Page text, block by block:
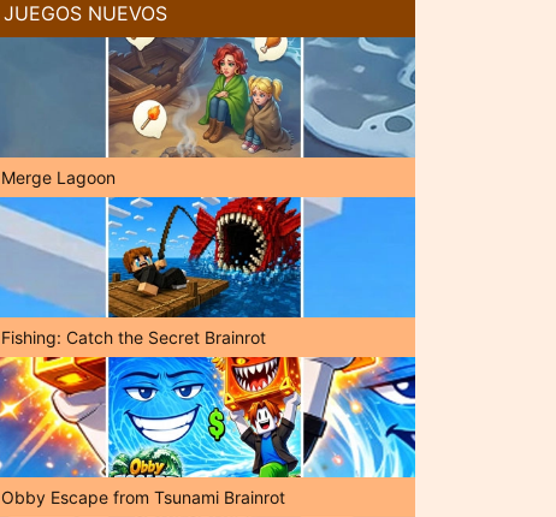
JUEGOS NUEVOS
Merge Lagoon
Fishing: Catch the Secret Brainrot
Obby Escape from Tsunami Brainrot